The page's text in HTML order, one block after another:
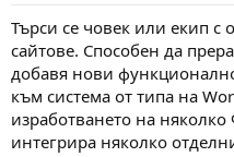
а
а
Търси се човек или екип с
сайтове. Способен да
добавя нови
към система от типа на
изработването на
интегрира няколко